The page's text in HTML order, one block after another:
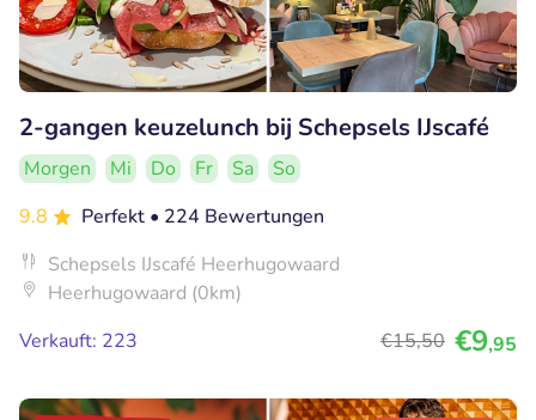
2-gangen keuzelunch bij Schepsels IJscafé
Morgen Mi Do Fr Sa
So
9.8
Perfekt • 224 Bewertungen
Schepsels IJscafé Heerhugowaard
Heerhugowaard (0km)
Verkauft: 223
€15,50 €9,95